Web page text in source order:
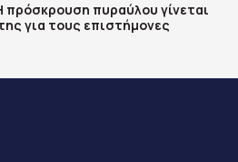
πρόσκρουση πυραύλου γίνεται
για τους επιστήμονες